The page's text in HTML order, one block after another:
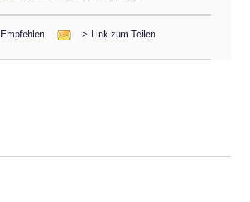
Empfehlen > Link zum Teilen